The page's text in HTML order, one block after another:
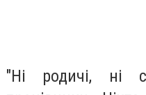
"Ні родичі, ні